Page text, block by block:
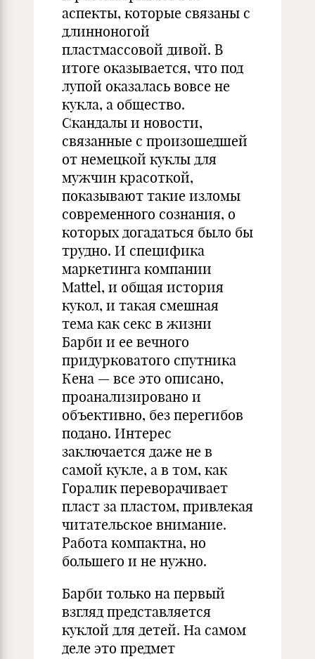
аспекты, которые связаны с
длинноногой
пластмассовой дивой. В
итоге оказывается, что под
лупой оказалась вовсе не
кукла, а общество.
Скандалы и новости,
связанные с произошедшей
от немецкой куклы для
мужчин красоткой,
показывают такие изломы
современного сознания, о
которых догадаться было бы
трудно. И специфика
маркетинга компании
Mattel, и общая история
кукол, и такая смешная
тема как секс в жизни
Барби и ее вечного
придурковатого спутника
Кена — все это описано,
проанализировано и
объективно, без перегибов
подано. Интерес
заключается даже не в
самой кукле, а в том, как
Горалик переворачивает
пласт за пластом, привлекая
читательское внимание.
Работа компактна, но
большего и не нужно.
Барби только на первый
взгляд представляется
куклой для детей. На самом
деле это предмет